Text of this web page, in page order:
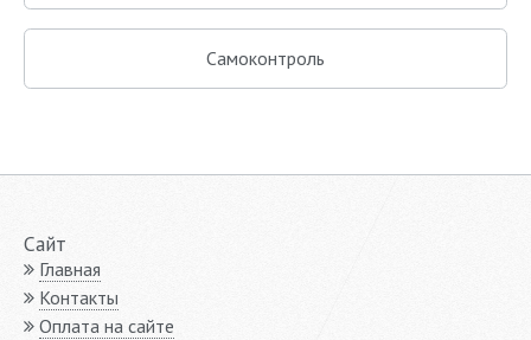
Самоконтроль
Сайт
Главная
Контакты
Оплата на сайте